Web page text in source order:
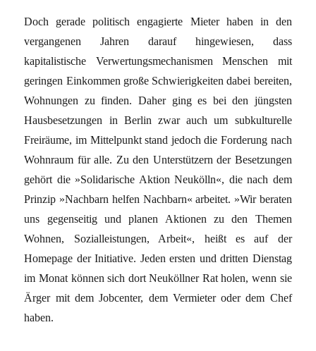
Doch gerade politisch engagierte Mieter haben in den
vergangenen Jahren darauf hingewiesen, dass
kapitalistische Verwertungsmechanismen Menschen mit
geringen Einkommen große Schwierigkeiten dabei bereiten,
Wohnungen zu finden. Daher ging es bei den jüngsten
Hausbesetzungen in Berlin zwar auch um subkulturelle
Freiräume, im Mittelpunkt stand jedoch die Forderung nach
Wohnraum für alle. Zu den Unterstützern der Besetzungen
gehört die »Solidarische Aktion Neukölln«, die nach dem
Prinzip »Nachbarn helfen Nachbarn« arbeitet. »Wir beraten
uns gegenseitig und planen Aktionen zu den Themen
Wohnen, Sozialleistungen, Arbeit«, heißt es auf der
Homepage der Initiative. Jeden ersten und dritten Dienstag
im Monat können sich dort Neuköllner Rat holen, wenn sie
Ärger mit dem Jobcenter, dem Vermieter oder dem Chef
haben.